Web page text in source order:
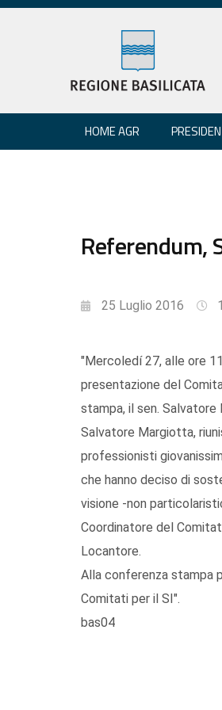
HOME AGR
Referendum,
25 Luglio 2016
"Mercoledí 27, alle ore
presentazione del
stampa, il sen.
Salvatore Margiotta,
professionisti
che hanno deciso di
visione -non
Coordinatore del
Locantore.
Alla conferenza stampa
Comitati per il SI".
bas04